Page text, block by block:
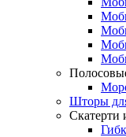
Шторы
Скатерти